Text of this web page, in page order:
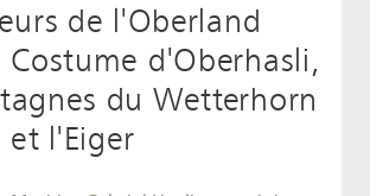
de l'Oberland
Costume d'Oberhasli,
du Wetterhorn
et l'Eiger